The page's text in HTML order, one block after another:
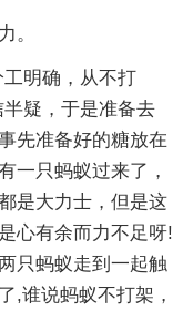
。
明确，从不打
疑，于是准备去
先准备好的糖放在
一只蚂蚁过来了，
是大力士，但是这
心有余而力不足呀!
只蚂蚁走到一起触
,谁说蚂蚁不打架，